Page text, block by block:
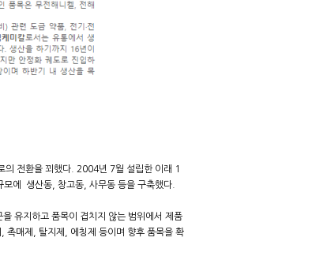
의 전환을 꾀했다. 2004년 7월 설립한 이래 1
에 생산동, 창고동, 사무동 등을 구축했다.
유지하고 품목이 겹치지 않는 범위에서 제품
촉매제, 탈지제, 에칭제 등이며 향후 품목을 확